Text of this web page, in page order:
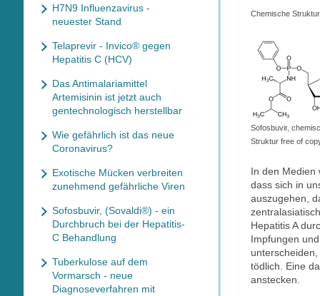
Chemische
Sofosbuvir,
Struktur free of
In den Medien
dass sich in
auszugehen,
Hepatitis A
Impfungen
tödlich. Eine
anstecken.
H7N9 Influenzavirus -
neuester Stand
Telaprevir - Invico® gegen
Hepatitis C (HCV)
Das Antimalariamittel
Artemisinin ist jetzt auch
gentechnologisch herstellbar
Wie gefährlich ist das neue
Coronavirus?
Exotische Mücken verbreiten
zunehmend gefährliche Viren
Sofosbuvir, (Sovaldi®) - ein
Durchbruch bei der Hepatitis-
C Behandlung
Tuberkulose auf dem
Vormarsch - neue
Diagnoseverfahren mit